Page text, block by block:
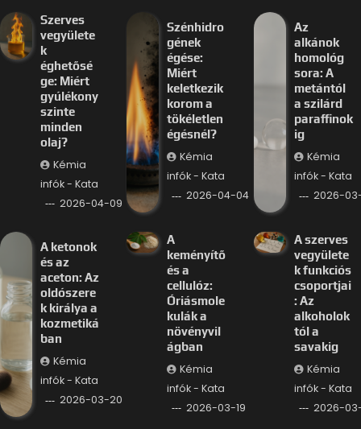
Szerves
vegyülete
k
éghetősé
ge: Miért
gyúlékony
szinte
minden
olaj?
Kémia
infók - Kata
2026-04-09
Szénhidro
gének
égése:
Miért
keletkezik
korom a
tökéletlen
égésnél?
Kémia
infók - Kata
2026-04-04
Az
alkánok
homológ
sora: A
metántól
a szilárd
paraffinok
ig
Kémia
infók - Kata
2026-
A ketonok
és az
aceton: Az
oldószere
k királya a
kozmetiká
ban
Kémia
infók - Kata
2026-03-20
A
keményítő
és a
cellulóz:
Óriásmole
kulák a
növényvil
ágban
Kémia
infók - Kata
2026-03-19
A szerves
vegyülete
k funkciós
csoportjai
: Az
alkoholok
tól a
savakig
Kémia
infók - Kata
2026-